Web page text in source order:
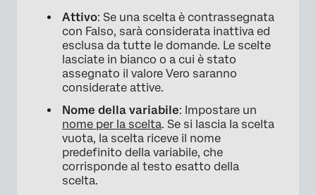
Attivo: Se una scelta è contrassegnata
con Falso, sarà considerata inattiva ed
esclusa da tutte le domande. Le scelte
lasciate in bianco o a cui è stato
assegnato il valore Vero saranno
considerate attive.
Nome della variabile: Impostare un
nome per la scelta. Se si lascia la scelta
vuota, la scelta riceve il nome
predefinito della variabile, che
corrisponde al testo esatto della
scelta.